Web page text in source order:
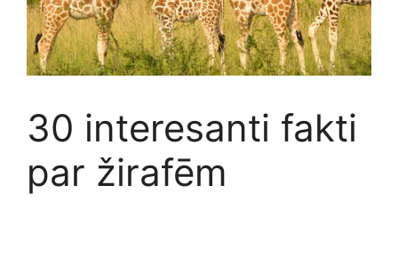
30 interesanti fakti
par žirafēm